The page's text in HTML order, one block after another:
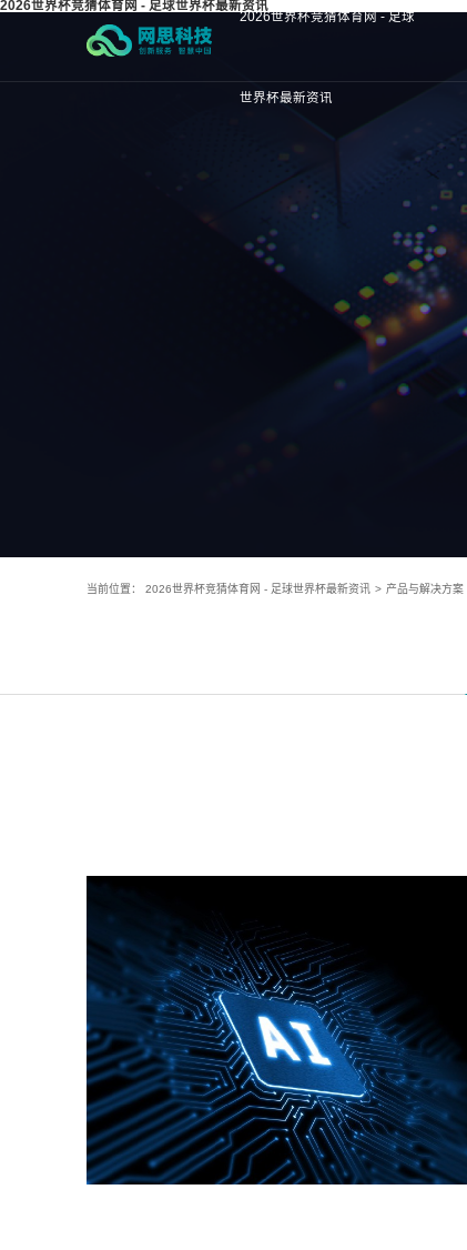
2026世界杯竞猜体育网 - 足球世界杯最新资讯
2026世界杯竞猜体育网 - 足球
世界杯最新资讯
当前位置： 2026世界杯竞猜体育网 - 足球世界杯最新资讯 > 产品与解决方案